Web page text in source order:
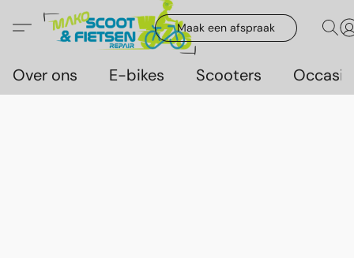
Maak een afspraak
Over ons E-bikes Scooters